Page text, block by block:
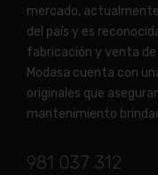
mercado,
del país y es
fabricación y venta de
Modasa cuenta con
originales que
mantenimiento
981 037 312